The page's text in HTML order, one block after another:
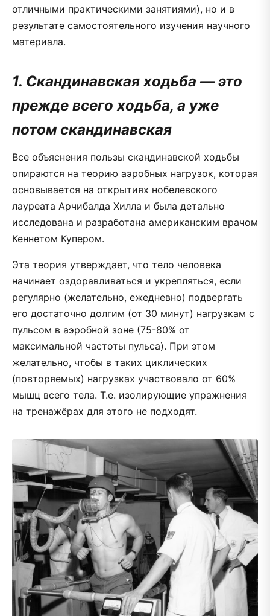
отличными практическими занятиями), но и в
результате самостоятельного изучения научного
материала.
1. Скандинавская ходьба — это
прежде всего ходьба, а уже
потом скандинавская
Все объяснения пользы скандинавской ходьбы
опираются на теорию аэробных нагрузок, которая
основывается на открытиях нобелевского
лауреата Арчибалда Хилла и была детально
исследована и разработана американским врачом
Кеннетом Купером.
Эта теория утверждает, что тело человека
начинает оздоравливаться и укрепляться, если
регулярно (желательно, ежедневно) подвергать
его достаточно долгим (от 30 минут) нагрузкам с
пульсом в аэробной зоне (75-80% от
максимальной частоты пульса). При этом
желательно, чтобы в таких циклических
(повторяемых) нагрузках участвовало от 60%
мышц всего тела. Т.е. изолирующие упражнения
на тренажёрах для этого не подходят.